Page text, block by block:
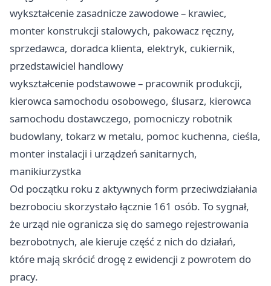
wykształcenie zasadnicze zawodowe – krawiec,
monter konstrukcji stalowych, pakowacz ręczny,
sprzedawca, doradca klienta, elektryk, cukiernik,
przedstawiciel handlowy
wykształcenie podstawowe – pracownik produkcji,
kierowca samochodu osobowego, ślusarz, kierowca
samochodu dostawczego, pomocniczy robotnik
budowlany, tokarz w metalu, pomoc kuchenna, cieśla,
monter instalacji i urządzeń sanitarnych,
manikiurzystka
Od początku roku z aktywnych form przeciwdziałania
bezrobociu skorzystało łącznie 161 osób. To sygnał,
że urząd nie ogranicza się do samego rejestrowania
bezrobotnych, ale kieruje część z nich do działań,
które mają skrócić drogę z ewidencji z powrotem do
pracy.